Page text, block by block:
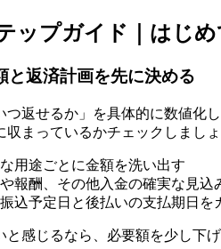
ップガイド｜はじ
と返済計画を先に決める
つ返せるか」を具体的に数値
まっているかチェックしましょ
用途ごとに金額を洗い出す
報酬、その他入金の確実な見込
込予定日と後払いの支払期日を
と感じるなら、必要額を少し下